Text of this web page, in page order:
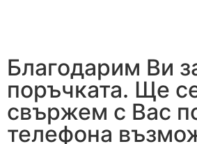
Благодарим Ви
поръчката. Ще
свържем с Вас
телефона